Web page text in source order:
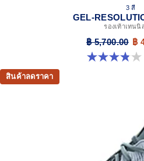
3 สี
GEL-
รองเท้าเทนนิ
฿ 5,700.00 ฿
3.8 จาก 5 ดาว 26 รีวิว
สินค้าลดราคา